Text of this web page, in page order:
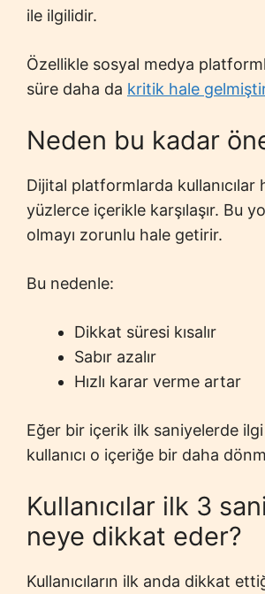
ile ilgilidir.
Özellikle sosyal medya
süre daha da kritik hale
Neden bu kadar
Dijital platformlarda kullanıcılar
yüzlerce içerikle karşılaşır. Bu
olmayı zorunlu hale getirir.
Bu nedenle:
Dikkat süresi kısalır
Sabır azalır
Hızlı karar verme artar
Eğer bir içerik ilk saniyelerde
kullanıcı o içeriğe bir daha
Kullanıcılar ilk 3
neye dikkat eder?
Kullanıcıların ilk anda dikkat